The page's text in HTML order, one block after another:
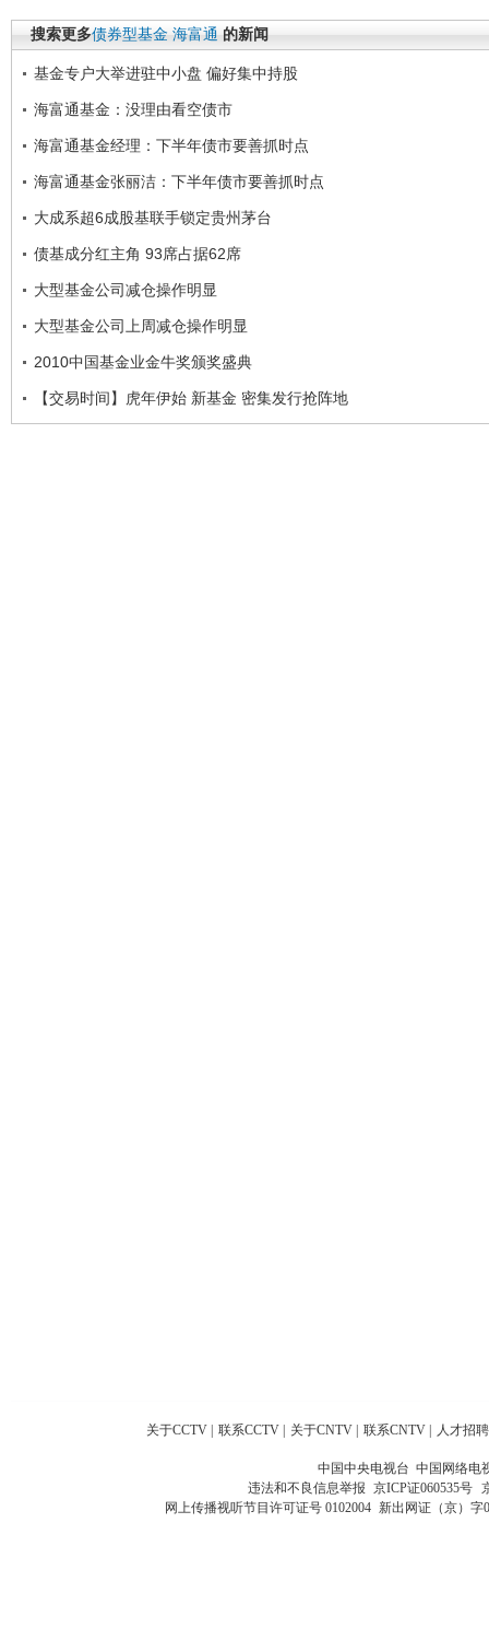
搜索更多债券型基金 海富通 的新闻
基金专户大举进驻中小盘 偏好集中持股
海富通基金：没理由看空债市
海富通基金经理：下半年债市要善抓时点
海富通基金张丽洁：下半年债市要善抓时点
大成系超6成股基联手锁定贵州茅台
债基成分红主角 93席占据62席
大型基金公司减仓操作明显
大型基金公司上周减仓操作明显
2010中国基金业金牛奖颁奖盛典
【交易时间】虎年伊始 新基金 密集发行抢阵地
关于CCTV 联系CCTV 关于CNTV 联系CNTV 人才招聘
中国中央电视台 中国网络电
违法和不良信息举报 京ICP证060535号
网上传播视听节目许可证号 0102004 新出网证（京）